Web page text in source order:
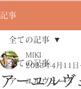
記事
全ての記事
アーユルヴェーダ
全ての記事
アーユルヴ
MIKI
2023年4月11日